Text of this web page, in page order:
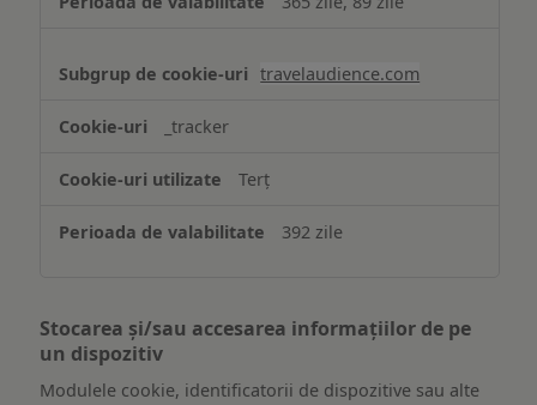
travelaudience.com
_tracker
Terț
392 zile
Stocarea și/sau accesarea informațiilor de pe
un dispozitiv
Modulele cookie, identificatorii de dispozitive sau alte